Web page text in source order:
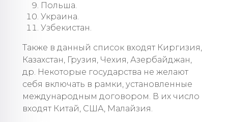
Польша.
Украина.
Узбекистан.
Также в данный список входят Киргизия,
Казахстан, Грузия, Чехия, Азербайджан,
др. Некоторые государства не желают
себя включать в рамки, установленные
международным договором. В их число
входят Китай, США, Малайзия.